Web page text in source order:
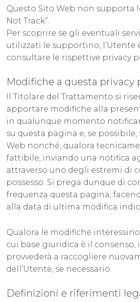
Questo Sito Web non supporta
Not Track”.
Per scoprire se gli eventuali
utilizzati le supportino, l’Utente
consultare le rispettive privacy
Modifiche a questa privacy
Il Titolare del Trattamento si
apportare modifiche alla
in qualunque momento
su questa pagina e, se possibile,
Web nonché, qualora
fattibile, inviando una notifica
attraverso uno degli estremi di
possesso. Si prega dunque di
frequenza questa pagina,
alla data di ultima modifica
Qualora le modifiche
cui base giuridica è il consenso,
provvederà a raccogliere
dell’Utente, se necessario.
Definizioni e riferimenti